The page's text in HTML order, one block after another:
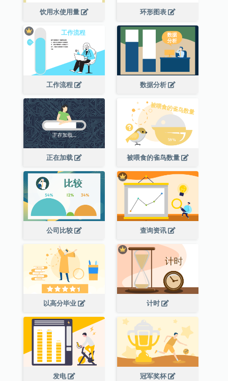
饮用水使用量 环形图表
工作流程 数据分析
正在加载 被喂食的雀鸟数量
公司比较 查询资讯
以高分毕业 计时
发电 冠军奖杯